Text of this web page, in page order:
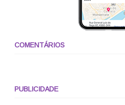
COMENTÁRIOS
PUBLICIDADE